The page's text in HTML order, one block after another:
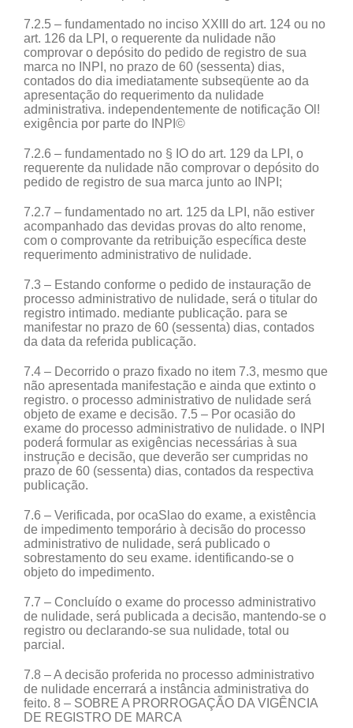
7.2.5 – fundamentado no inciso XXIII do art. 124 ou no
art. 126 da LPI, o requerente da nulidade não
comprovar o depósito do pedido de registro de sua
marca no INPI, no prazo de 60 (sessenta) dias,
contados do dia imediatamente subseqüente ao da
apresentação do requerimento da nulidade
administrativa. independentemente de notificação Ol!
exigência por parte do INPI©
7.2.6 – fundamentado no § IO do art. 129 da LPI, o
requerente da nulidade não comprovar o depósito do
pedido de registro de sua marca junto ao INPI;
7.2.7 – fundamentado no art. 125 da LPI, não estiver
acompanhado das devidas provas do alto renome,
com o comprovante da retribuição específica deste
requerimento administrativo de nulidade.
7.3 – Estando conforme o pedido de instauração de
processo administrativo de nulidade, será o titular do
registro intimado. mediante publicação. para se
manifestar no prazo de 60 (sessenta) dias, contados
da data da referida publicação.
7.4 – Decorrido o prazo fixado no item 7.3, mesmo que
não apresentada manifestação e ainda que extinto o
registro. o processo administrativo de nulidade será
objeto de exame e decisão. 7.5 – Por ocasião do
exame do processo administrativo de nulidade. o INPI
poderá formular as exigências necessárias à sua
instrução e decisão, que deverão ser cumpridas no
prazo de 60 (sessenta) dias, contados da respectiva
publicação.
7.6 – Verificada, por ocaSlao do exame, a existência
de impedimento temporário à decisão do processo
administrativo de nulidade, será publicado o
sobrestamento do seu exame. identificando-se o
objeto do impedimento.
7.7 – Concluído o exame do processo administrativo
de nulidade, será publicada a decisão, mantendo-se o
registro ou declarando-se sua nulidade, total ou
parcial.
7.8 – A decisão proferida no processo administrativo
de nulidade encerrará a instância administrativa do
feito. 8 – SOBRE A PRORROGAÇÃO DA VIGÊNCIA
DE REGISTRO DE MARCA